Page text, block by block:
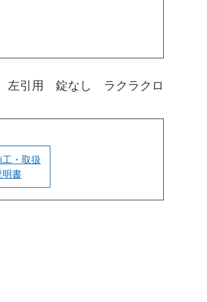
引用 錠なし ラクラクロ
工・取扱
明書